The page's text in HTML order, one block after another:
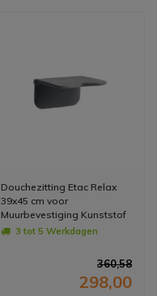
Douchezitting Etac Relax
39x45 cm voor
Muurbevestiging Kunststof
Grijs3 tot 5 Werkdagen
360,58
298,00